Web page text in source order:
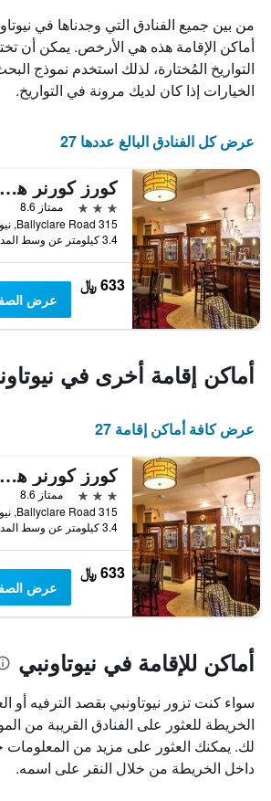
يعرض
أيام
الأسبوع.
يتضمن
المخطط
محور
Y
الذي
يعرض
متوسط
سعر
غرفة
من بين جميع الفنادق التي وجدناها في
أماكن الإقامة هذه هي الأرخص. يمكن أن
التواريخ المُختارة، لذلك استخدم نموذج
الخيارات إذا كان لديك مرونة في التواريخ.
عرض كل الفنادق البالغ عددها 27
كورز كورنر هوتل
3 نجوم
ممتاز 8.6
3.4 كيلومتر عن وسط المدينة
633 ﷼
عرض
أماكن إقامة أخرى في
عرض كافة أماكن إقامة 27
كورز كورنر هوتل
3 نجوم
ممتاز 8.6
3.4 كيلومتر عن وسط المدينة
633 ﷼
عرض
أماكن للإقامة في نيوتاونبي
سواء كنت تزور نيوتاونبي بقصد الترفيه أو
الخريطة للعثور على الفنادق القريبة من
لك. يمكنك العثور على مزيد من
داخل الخريطة من خلال النقر على اسمه.